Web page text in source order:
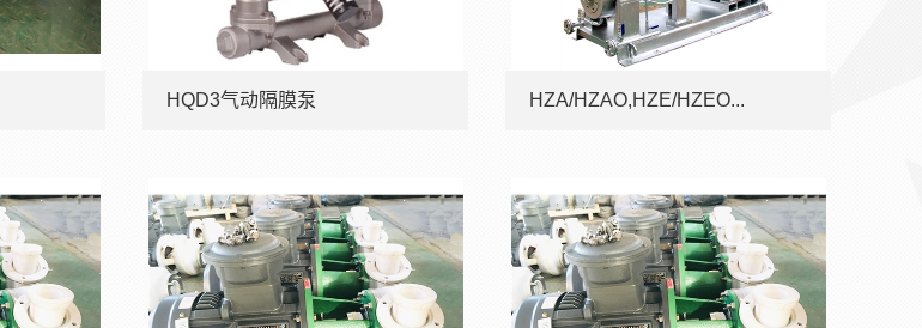
HQD3气动隔膜泵 HZA/HZAO,HZE/HZEO...